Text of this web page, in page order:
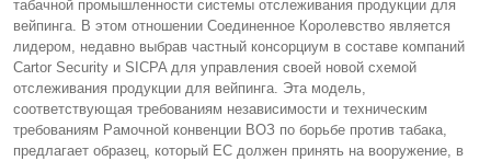
табачной промышленности системы отслеживания продукции для
вейпинга. В этом отношении Соединенное Королевство является
лидером, недавно выбрав частный консорциум в составе компаний
Cartor Security и SICPA для управления своей новой схемой
отслеживания продукции для вейпинга. Эта модель,
соответствующая требованиям независимости и техническим
требованиям Рамочной конвенции ВОЗ по борьбе против табака,
предлагает образец, который ЕС должен принять на вооружение, в